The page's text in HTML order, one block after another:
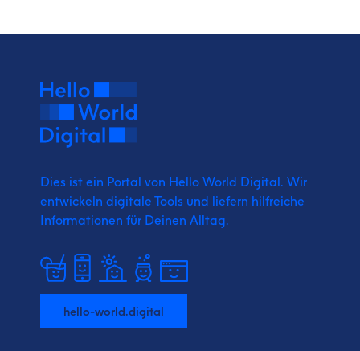
Dies ist ein Portal von Hello World Digital. Wir
entwickeln digitale Tools und liefern hilfreiche
Informationen für Deinen Alltag.
hello-world.digital